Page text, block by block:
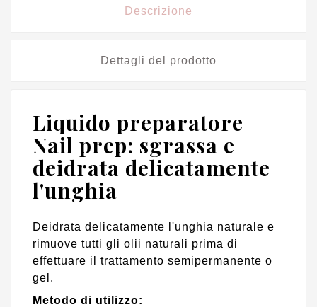
Descrizione
Dettagli del prodotto
Liquido preparatore
Nail prep: sgrassa e
deidrata delicatamente
l'unghia
Deidrata delicatamente l'unghia naturale e
rimuove tutti gli olii naturali prima di
effettuare il trattamento semipermanente o
gel.
Metodo di utilizzo: